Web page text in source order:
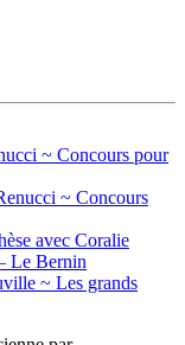
~ Concours pour
~ Concours
avec Coralie
Le Bernin
~ Les grands